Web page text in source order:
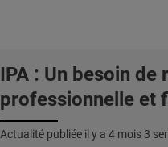
IPA : Un besoin de
professionnelle et
Actualité publiée il y a 4 mois 3